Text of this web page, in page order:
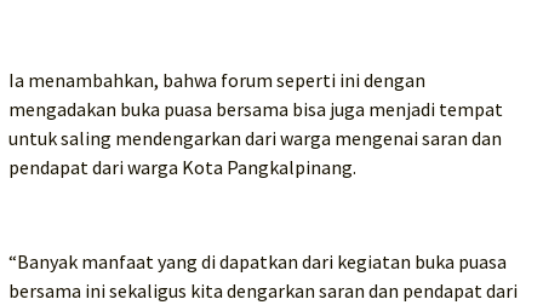
Ia menambahkan, bahwa forum seperti ini dengan
mengadakan buka puasa bersama bisa juga menjadi tempat
untuk saling mendengarkan dari warga mengenai saran dan
pendapat dari warga Kota Pangkalpinang.
“Banyak manfaat yang di dapatkan dari kegiatan buka puasa
bersama ini sekaligus kita dengarkan saran dan pendapat dari